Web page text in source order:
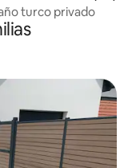
turco privado